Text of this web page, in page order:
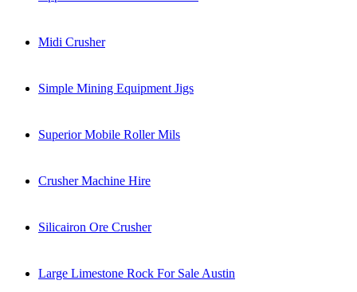
Midi Crusher
Simple Mining Equipment Jigs
Superior Mobile Roller Mils
Crusher Machine Hire
Silicairon Ore Crusher
Large Limestone Rock For Sale Austin